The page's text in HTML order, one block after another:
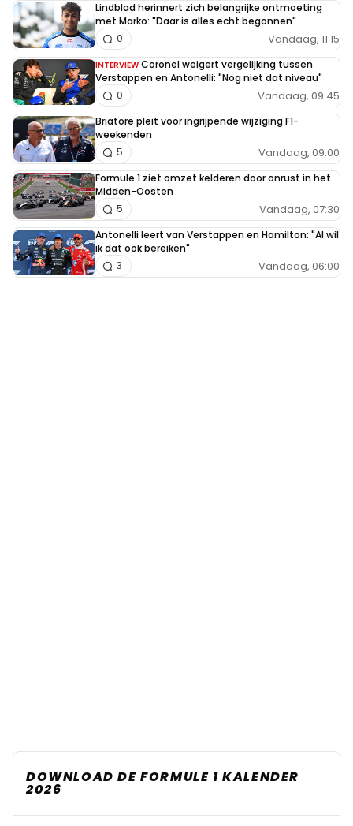
Lindblad herinnert zich belangrijke ontmoeting
met Marko: "Daar is alles echt begonnen"
Vandaag, 11:15
0
INTERVIEW Coronel weigert vergelijking tussen
Verstappen en Antonelli: "Nog niet dat niveau"
Vandaag, 09:45
0
Briatore pleit voor ingrijpende wijziging F1-
weekenden
Vandaag, 09:00
5
Formule 1 ziet omzet kelderen door onrust in het
Midden-Oosten
Vandaag, 07:30
5
Antonelli leert van Verstappen en Hamilton: "Al wil
ik dat ook bereiken"
Vandaag, 06:00
3
DOWNLOAD DE FORMULE 1 KALENDER
2026